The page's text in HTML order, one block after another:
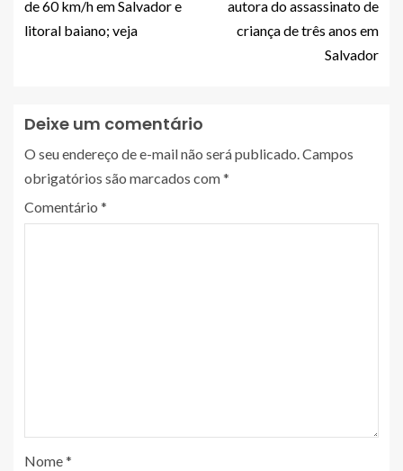
de 60 km/h em Salvador e
litoral baiano; veja
autora do assassinato de
criança de três anos em
Salvador
Deixe um comentário
O seu endereço de e-mail não será publicado.Campos
obrigatórios são marcados com*
Comentário *
Nome*